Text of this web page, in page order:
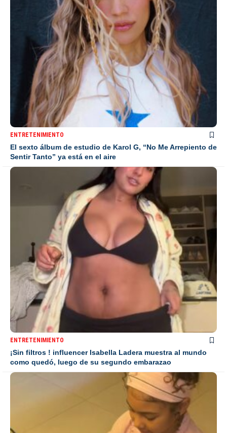
ENTRETENIMIENTO
El sexto álbum de estudio de Karol G, “No Me Arrepiento de
Sentir Tanto” ya está en el aire
ENTRETENIMIENTO
¡Sin filtros ! influencer Isabella Ladera muestra al mundo
como quedó, luego de su segundo embarazao